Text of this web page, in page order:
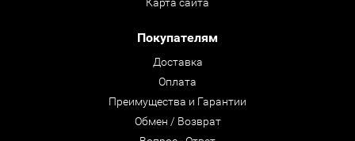
Карта сайта
Покупателям
Доставка
Оплата
Преимущества и Гарантии
Обмен / Возврат